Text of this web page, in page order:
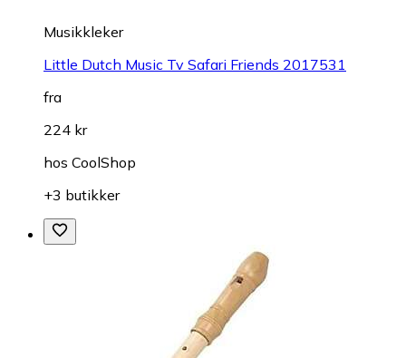
Musikkleker
Little Dutch Music Tv Safari Friends 2017531
fra
224 kr
hos CoolShop
+3 butikker